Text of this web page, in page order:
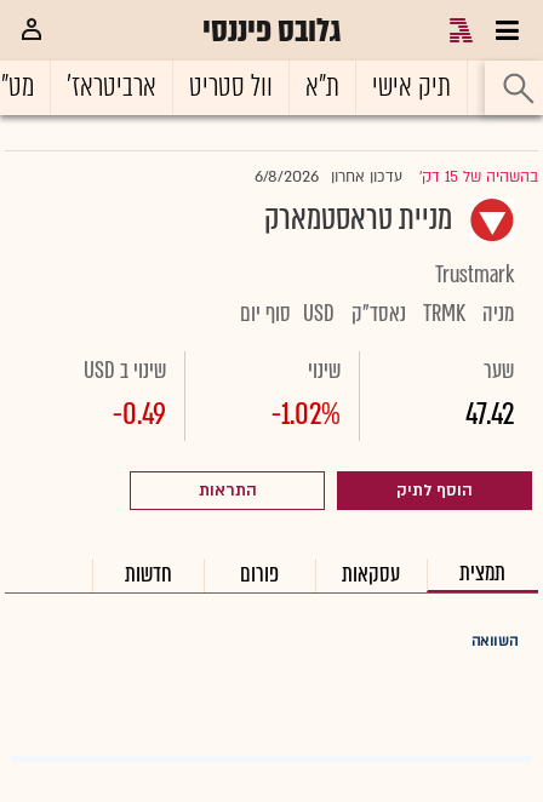
גלובס פיננסי
ראשי תיק אישי ת"א וול סטריט ארביטראז'
בהשהיה של 15 דק' |עדכון אחרון 6/8/2026
מניית טראסטמארק
Trustmark
מניה TRMK נאסד"ק USD סוף יום
שער
47.42
שינוי
-1.02%
שינוי ב USD
-0.49
הוסף לתיק התראות
תמצית עסקאות פורום חדשות
השוואה